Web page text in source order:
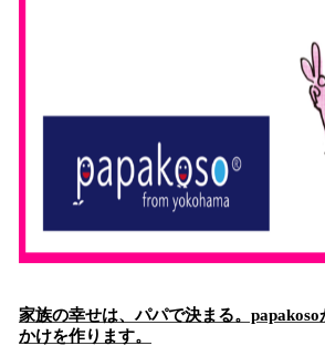
家族の幸せは、パパで決まる。
かけを作ります。